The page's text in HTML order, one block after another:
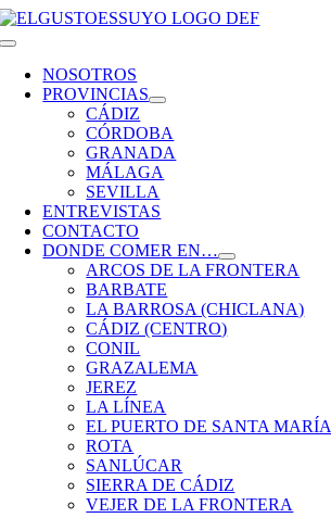
Saltar
al
Toggle
NavigationNOSOTROS
PROVINCIAS
CÁDIZ
CÓRDOBA
GRANADA
MÁLAGA
SEVILLA
ENTREVISTAS
CONTACTO
DONDE COMER EN…
ARCOS DE LA FRONTERA
BARBATE
LA BARROSA (CHICLANA)
CÁDIZ (CENTRO)
CONIL
GRAZALEMA
JEREZ
LA LÍNEA
EL PUERTO DE SANTA MARÍA
ROTA
SANLÚCAR
SIERRA DE CÁDIZ
VEJER DE LA FRONTERA